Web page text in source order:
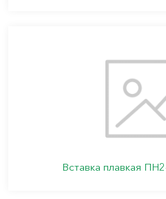
Вставка плавкая